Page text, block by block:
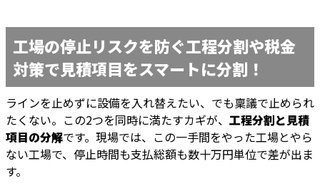
工場の停止リスクを防ぐ工程分割や税金
対策で見積項目をスマートに分割！
ラインを止めずに設備を入れ替えたい、でも稟議で止められ
たくない。この2つを同時に満たすカギが、 工程分割と見積
項目の分解です。現場では、この一手間をやった工場とやら
ない工場で、停止時間も支払総額も数十万円単位で差が出ま
す。